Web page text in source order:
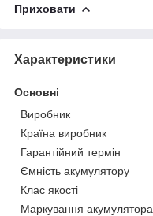
Приховати
Характеристики
Основні
Виробник
Країна виробник
Гарантійний термін
Ємність акумулятору
Клас якості
Маркування акумулятора